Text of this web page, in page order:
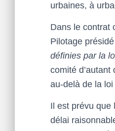
urbaines, à
Dans le contrat
Pilotage
définies par la
comité
au-delà de la
Il est prévu que
délai